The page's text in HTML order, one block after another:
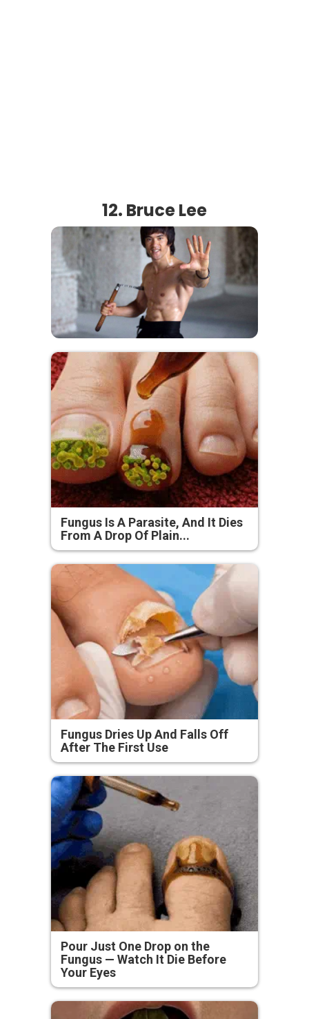
12. Bruce Lee
Fungus Is A Parasite, And It Dies
From A Drop Of Plain...
Fungus Dries Up And Falls Off
After The First Use
Pour Just One Drop on the
Fungus — Watch It Die Before
Your Eyes